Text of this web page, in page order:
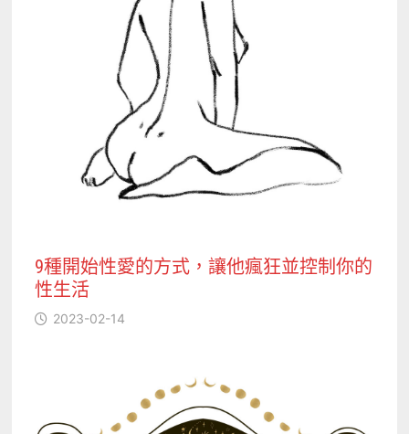
9種開始性愛的方式，讓他瘋狂並控制你的
性生活
2023-02-14